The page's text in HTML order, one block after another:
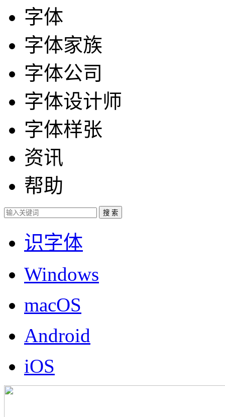
字体
字体家族
字体公司
字体设计师
字体样张
资讯
帮助
识字体
Windows
macOS
Android
iOS